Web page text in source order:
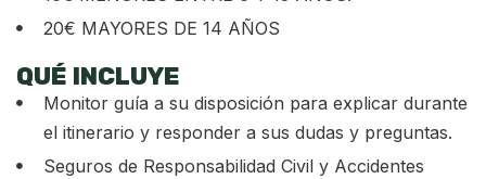
20€ MAYORES DE 14 AÑOS
QUÉ INCLUYE
Monitor guía a su disposición para explicar durante
el itinerario y responder a sus dudas y preguntas.
Seguros de Responsabilidad Civil y Accidentes